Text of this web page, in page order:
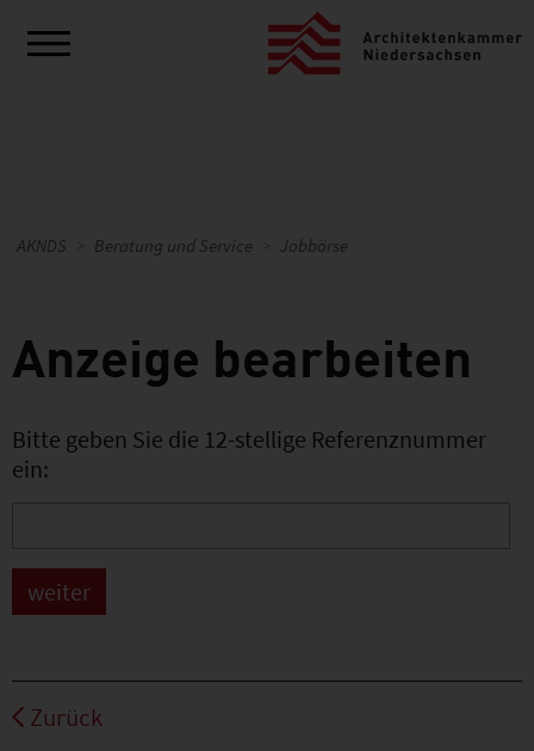
AKNDS Beratung und Service Jobbörse
Anzeige bearbeiten
Bitte geben Sie die 12-stellige Referenznummer
ein:
Zurück